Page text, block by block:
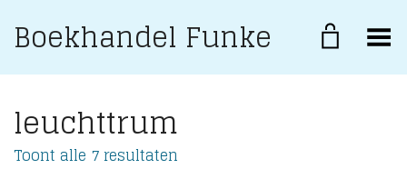
Boekhandel Funke Toggle Menu
leuchttrum
Toont alle 7 resultaten